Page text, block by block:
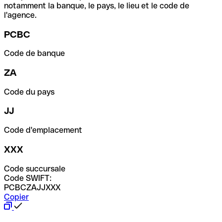
notamment la banque, le pays, le lieu et le code de
l'agence.
PCBC
Code de banque
ZA
Code du pays
JJ
Code d'emplacement
XXX
Code succursale
Code SWIFT:
PCBCZAJJXXX
Copier